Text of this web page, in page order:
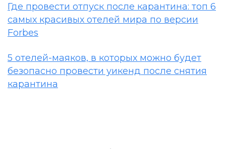
Где провести отпуск после карантина: топ 6
самых красивых отелей мира по версии
Forbes
5 отелей-маяков, в которых можно будет
безопасно провести уикенд после снятия
карантина